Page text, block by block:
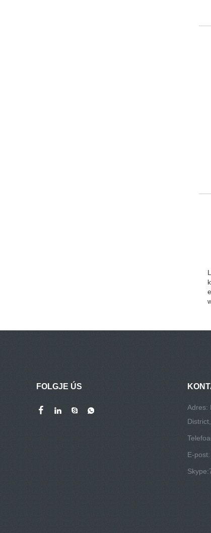
FOLGJE ÚS
Adres:
E-post:
Skype: